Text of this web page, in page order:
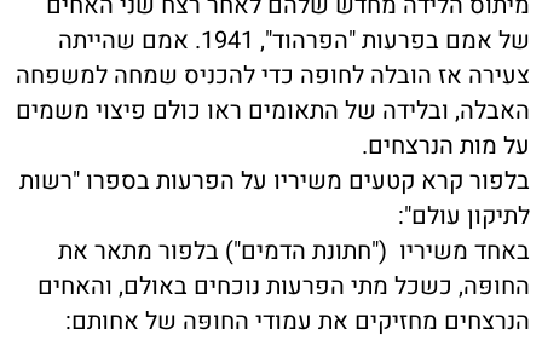
של אמם בפרעות "הפרהוד", 1941. אמם שהייתה
צעירה אז הובלה לחופה כדי להכניס שמחה למשפחה
האבלה, ובלידה של התאומים ראו כולם פיצוי משמים
על מות הנרצחים.
בלפור קרא קטעים משיריו על הפרעות בספרו "רשות
לתיקון עולם":
באחד משיריו ("חתונת הדמים") בלפור מתאר את
החופּה, כשכל מתי הפרעות נוכחים באולם, והאחים
הנרצחים מחזיקים את עמודי החופּה של אחותם: